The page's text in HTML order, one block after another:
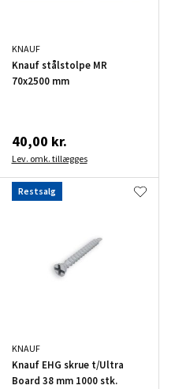
KNAUF
Knauf stålstolpe MR
70x2500 mm
40,00 kr.
Lev. omk. tillægges
Restsalg
KNAUF
Knauf EHG skrue t/Ultra
Board 38 mm 1000 stk.